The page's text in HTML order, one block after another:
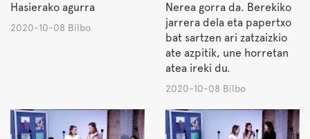
Hasierako agurra
2020-10-08 Bilbo
Nerea gorra da. Berekiko
jarrera dela eta papertxo
bat sartzen ari zatzaizkio
ate azpitik, une horretan
atea ireki du.
2020-10-08 Bilbo